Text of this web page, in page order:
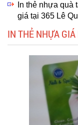
In thẻ nhựa quà
giá tại 365 Lê
IN THẺ NHỰA GIÁ